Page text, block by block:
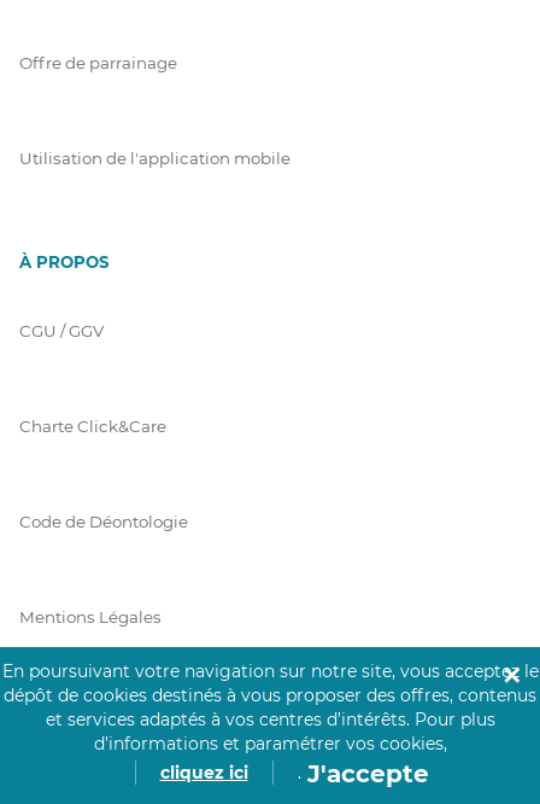
Offre de parrainage
Utilisation de l'application mobile
À PROPOS
CGU / GGV
Charte Click&Care
Code de Déontologie
Mentions Légales
Prérequis Click&Care
En poursuivant votre navigation sur notre site, vous acceptez le
dépôt de cookies destinés à vous proposer des offres, contenus
et services adaptés à vos centres d’intérêts. Pour plus
d’informations et paramétrer vos cookies,
cliquez ici
. J'accepte
✕